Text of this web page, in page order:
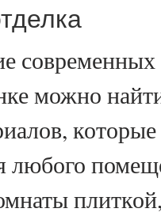
современных
можно
любого